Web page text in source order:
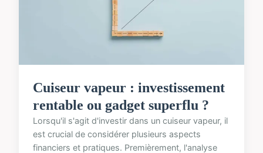
Cuiseur vapeur : investissement
rentable ou gadget superflu ?
Lorsqu'il s'agit d'investir dans un cuiseur vapeur, il
est crucial de considérer plusieurs aspects
financiers et pratiques. Premièrement, l'analyse